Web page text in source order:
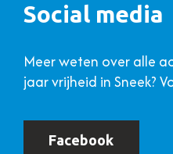
Social media
Meer weten over alle
jaar vrijheid in Sneek?
Facebook